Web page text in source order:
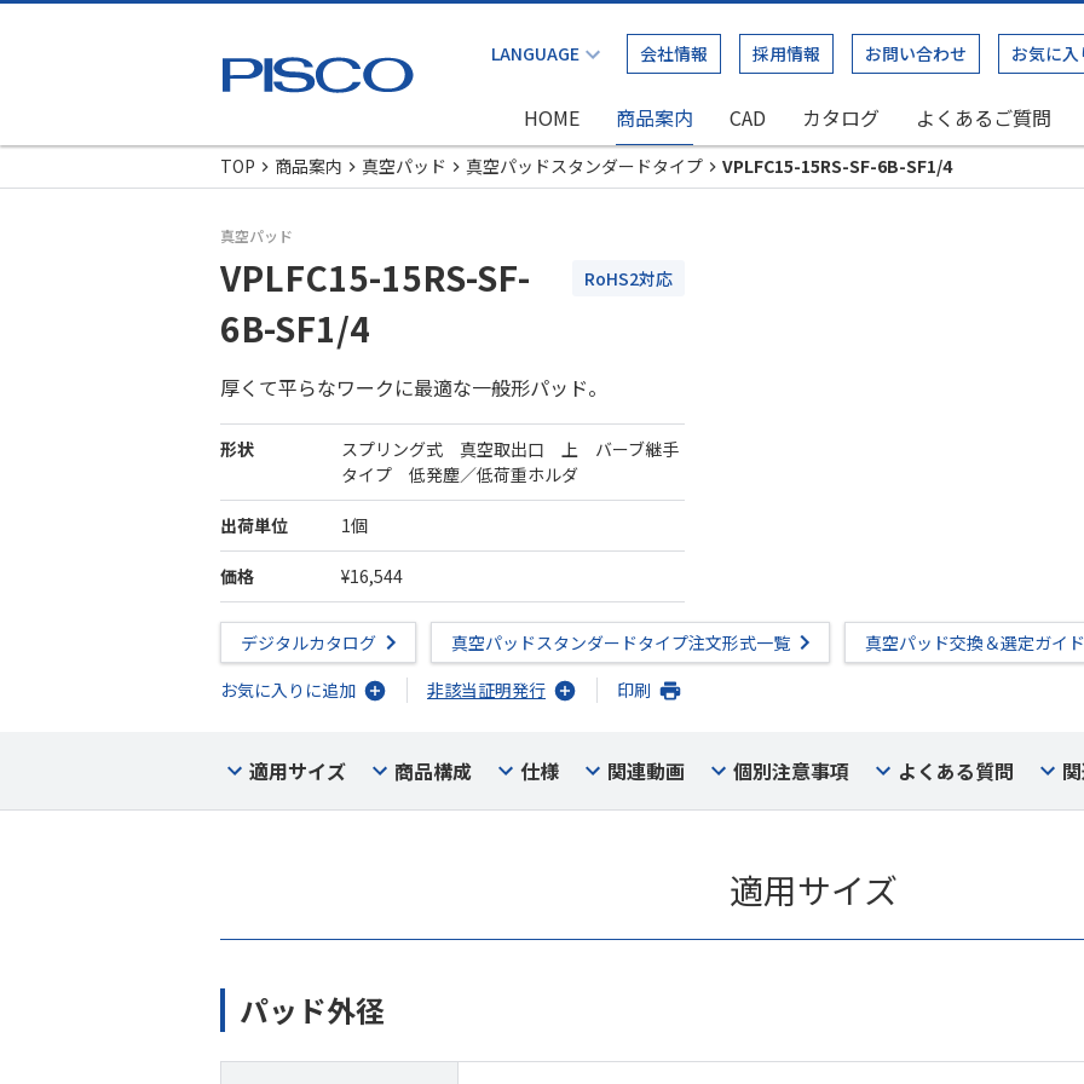
会社情報 採用情報 お問い合わせ お気に入
HOME 商品案内 CAD カタログ よくあるご質問
TOP
商品案内 真空パッド 真空パッドスタンダードタイプ VPLFC15-15RS-SF-6B-SF1/4
真空パッド
VPLFC15-15RS-SF-
6B-SF1/4
RoHS2対応
厚くて平らなワークに最適な一般形パッド。
形状
スプリング式 真空取出口 上 バーブ継手
タイプ 低発塵／低荷重ホルダ
出荷単位 1個
価格 ¥16,544
デジタルカタログ 真空パッドスタンダードタイプ注文形式一覧
真空パッド交換＆選定ガイド
お気に入りに追加
非該当証明発行 印刷
適用サイズ 商品構成 仕様 関連動画 個別注意事項 よくある質問
適用サイズ
パッド外径